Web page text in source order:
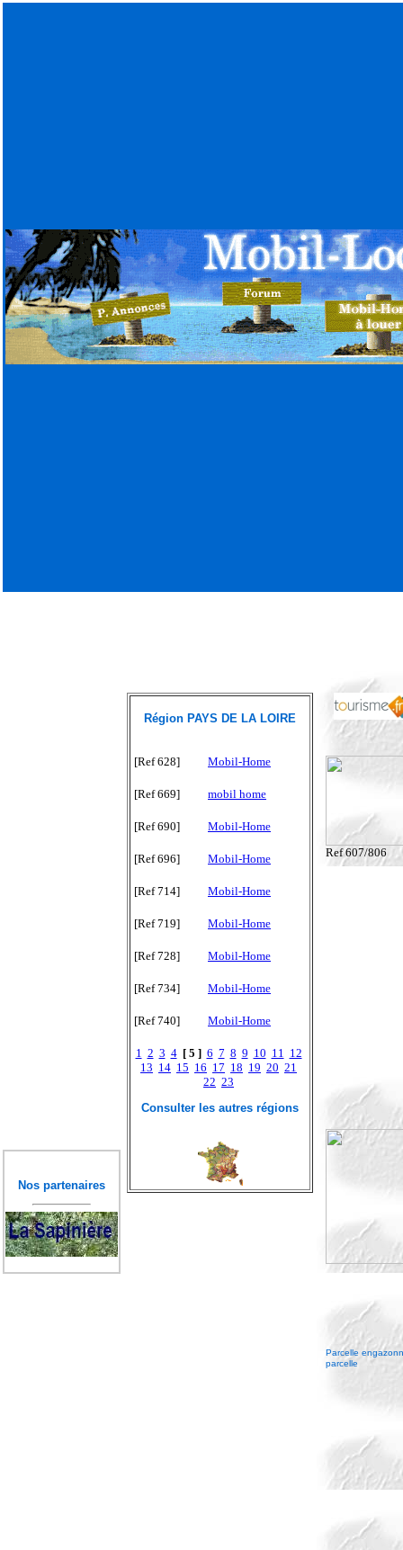
Nos partenaires
Région PAYS DE LA LOIRE
[Ref 628] Mobil-Home
[Ref 669] mobil home
[Ref 690] Mobil-Home
[Ref 696] Mobil-Home
[Ref 714] Mobil-Home
[Ref 719] Mobil-Home
[Ref 728] Mobil-Home
[Ref 734] Mobil-Home
[Ref 740] Mobil-Home
1 2 3 4 [ 5 ] 6 7 8 9 10 11 12
13 14 15 16 17 18 19 20 21
22 23
Consulter les autres régions
Ref 607/806
Parcelle
parcelle